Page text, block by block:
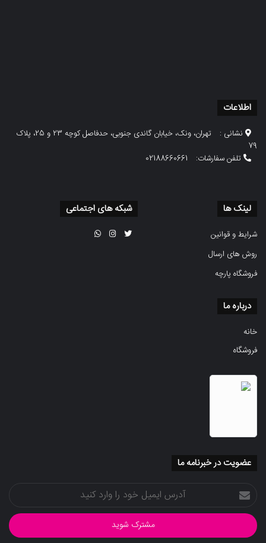
اطلاعات
نشانی :
تهران، ونک، خیابان گاندی جنوبی، حدفاصل کوچه 23 و 25، پلاک
79
تلفن سفارشات:
02188660661
لینک ها
شرایط و قوانین
روش های ارسال
فروشگاه پارچه
شبکه های اجتماعی
درباره ما
خانه
فروشگاه
عضویت در خبرنامه ما
آدرس
ایمیل
خود
را
وارد